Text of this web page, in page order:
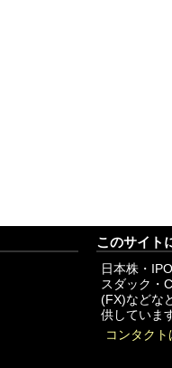
このサイト
日本株・
スダック・
(FX)などな
供していま
コンタクト